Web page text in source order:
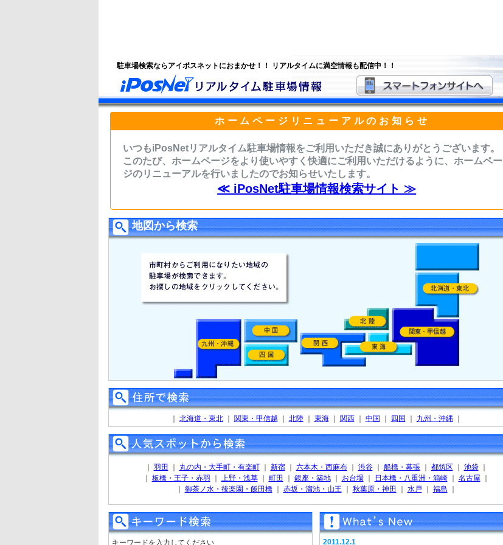
駐車場検索ならアイポスネットにおまかせ！！ リアルタイムに満空情報も配信中！！
ホームページリニューアルのお知らせ
いつもiPosNetリアルタイム駐車場情報をご利用いただき誠にありがとうございます。
このたび、ホームページをより使いやすく快適にご利用いただけるように、ホームペー
ジのリニューアルを行いましたのでお知らせいたします。
≪ iPosNet駐車場情報検索サイト ≫
地図から検索
北海道・東北｜ 関東・甲信越 北陸｜ 東海｜ 関西｜ 中国 四国 九州・沖縄｜
羽田 丸の内・大手町・有楽町｜ 新宿｜ 六本木・西麻布｜ 渋谷｜ 船橋・幕張｜ 都筑区 池袋｜
板橋・王子・赤羽 上野・浅草｜ 町田 銀座・築地｜ お台場｜ 日本橋・八重洲・箱崎｜ 名古屋
御茶ノ水・後楽園・飯田橋｜ 赤坂・溜池・山王 秋葉原・神田 水戸｜ 福島
キーワードを入力してください 2011.12.1